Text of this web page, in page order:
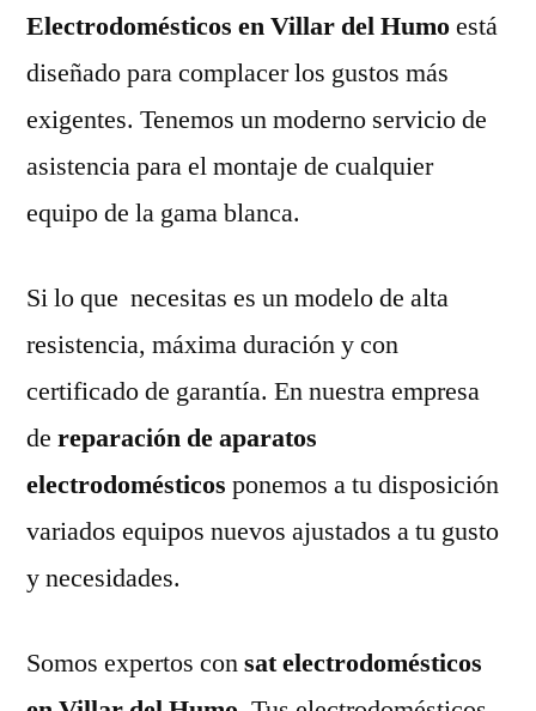
Electrodomésticos en Villar del Humoestá
diseñado para complacer los gustos más
exigentes. Tenemos un moderno servicio de
asistencia para el montaje de cualquier
equipo de la gama blanca.
Si lo que necesitas es un modelo de alta
resistencia, máxima duración y con
certificado de garantía. En nuestra empresa
de reparación de aparatos
electrodomésticos ponemos a tu disposición
variados equipos nuevos ajustados a tu gusto
y necesidades.
Somos expertos consat electrodomésticos